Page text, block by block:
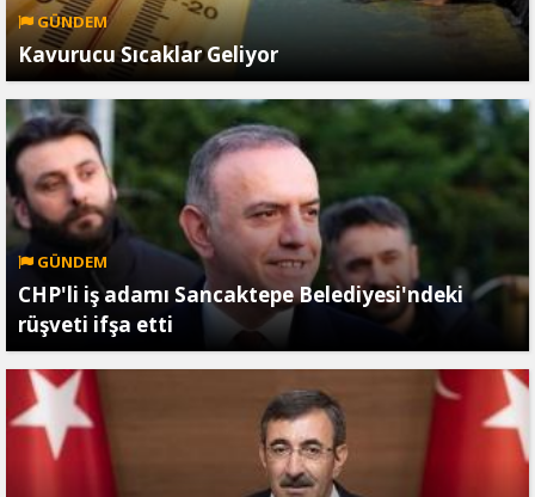
GÜNDEM
Kavurucu Sıcaklar Geliyor
GÜNDEM
CHP'li iş adamı Sancaktepe Belediyesi'ndeki
rüşveti ifşa etti